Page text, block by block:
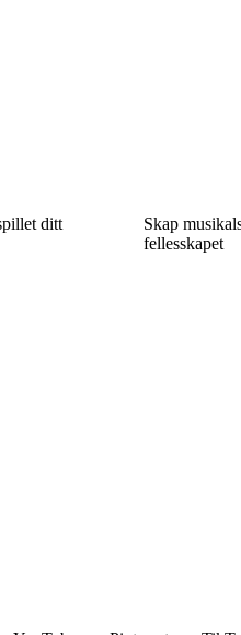
ditt
Skap
fellesskapet